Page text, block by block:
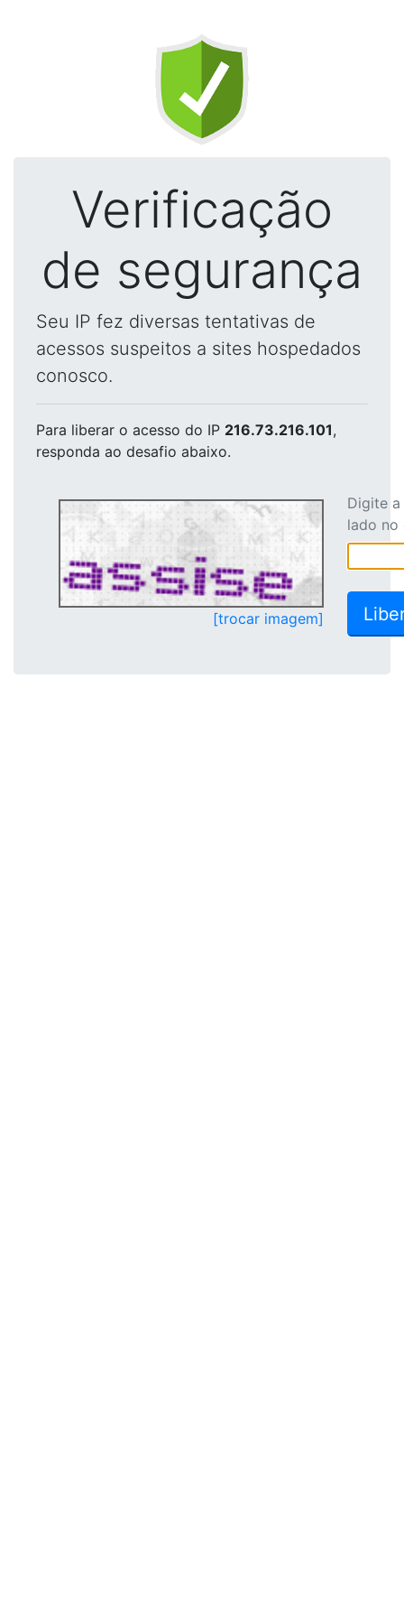
Verificação
de segurança
Seu IP fez diversas tentativas de
acessos suspeitos a sites hospedados
conosco.
Para liberar o acesso do IP 216.73.216.101,
responda ao desafio abaixo.
[trocar imagem]
Digite
lado no